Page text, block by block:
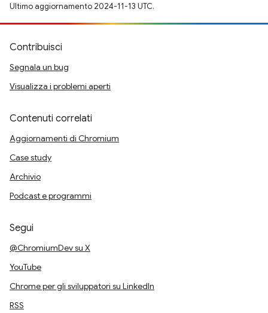
Ultimo aggiornamento 2024-11-13 UTC.
Contribuisci
Segnala un bug
Visualizza i problemi aperti
Contenuti correlati
Aggiornamenti di Chromium
Case study
Archivio
Podcast e programmi
Segui
@ChromiumDev su X
YouTube
Chrome per gli sviluppatori su LinkedIn
RSS